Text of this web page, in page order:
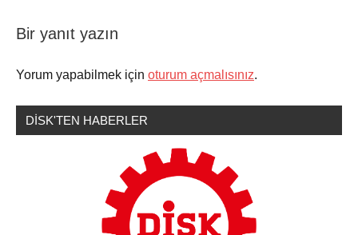
etiketlenmiş:
muvazaa,
sağlık
Haberler
Bir yanıt yazın
Yorum yapabilmek için oturum açmalısınız.
DİSK'TEN HABERLER